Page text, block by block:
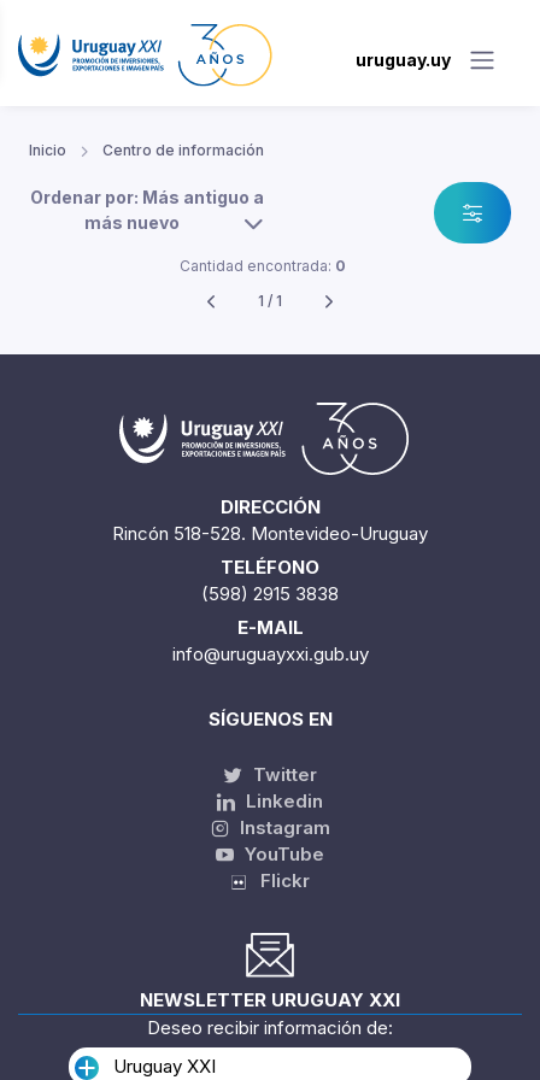
uruguay.uy
Inicio Centro de información
Ordenar por: Más antiguo a
más nuevo
Cantidad encontrada: 0
1 / 1
DIRECCIÓN
Rincón 518-528. Montevideo-Uruguay
TELÉFONO
(598) 2915 3838
E-MAIL
info@uruguayxxi.gub.uy
SÍGUENOS EN
Twitter
Linkedin
Instagram
YouTube
Flickr
NEWSLETTER URUGUAY XXI
Deseo recibir información de:
Uruguay XXI